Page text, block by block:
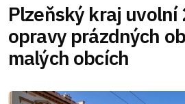
Plzeňský kraj uvolní
opravy prázdných
malých obcích